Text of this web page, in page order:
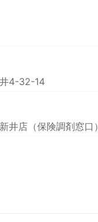
4-32-14
井店（保険調剤窓口）